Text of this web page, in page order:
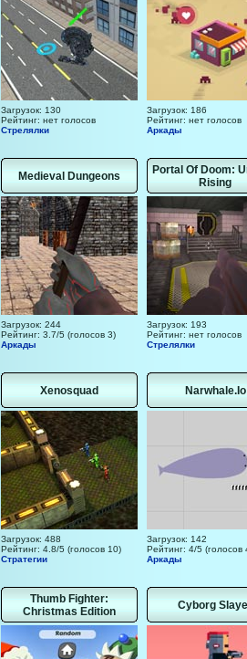
Загрузок: 130
Рейтинг: нет голосов
Стрелялки
Загрузок: 186
Рейтинг: нет голосов
Аркады
Medieval Dungeons
Загрузок: 244
Рейтинг: 3.7/5 (голосов 3)
Аркады
Portal Of Doom:
Rising
Загрузок: 193
Рейтинг: нет голосов
Стрелялки
Xenosquad
Загрузок: 488
Рейтинг: 4.8/5 (голосов 10)
Стратегии
Narwhale.Io
Загрузок: 142
Рейтинг: 4/5 (голосов
Аркады
Thumb Fighter:
Christmas Edition
Cyborg